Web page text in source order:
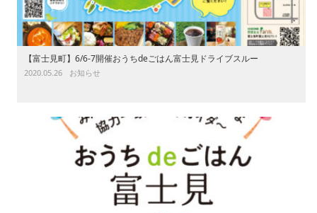
【富士見町】6/6-7開催おうちdeごはん富士見ドライブスルー
2020.05.26 お知らせ